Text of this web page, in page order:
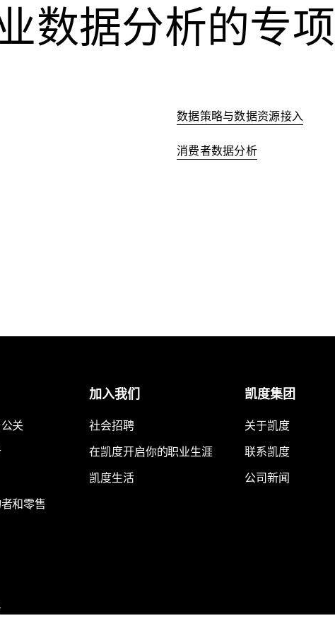
数据分析的专
数据策略与数据资源接入
消费者数据分析
关
和零售
加入我们
社会招聘
在凯度开启你的职业生涯
凯度生活
凯度集团
关于凯度
联系凯度
公司新闻